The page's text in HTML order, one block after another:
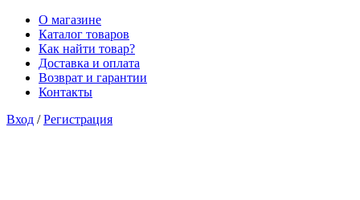
О магазине
Каталог товаров
Как найти товар?
Доставка и оплата
Возврат и гарантии
Контакты
Вход / Регистрация